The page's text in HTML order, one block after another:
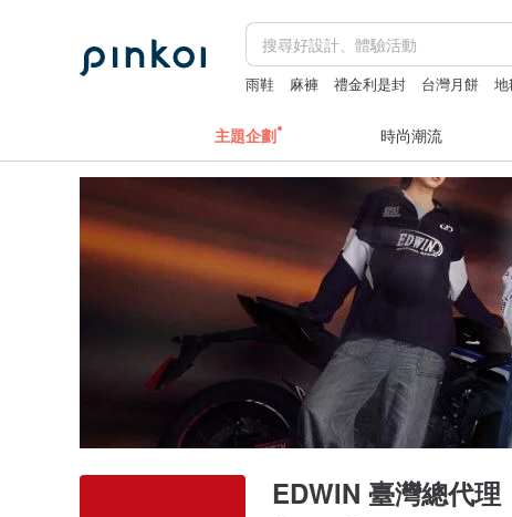
雨鞋 麻褲 禮金利是封 台灣月餅
主題企劃 時尚潮流
EDWIN 臺灣總代理